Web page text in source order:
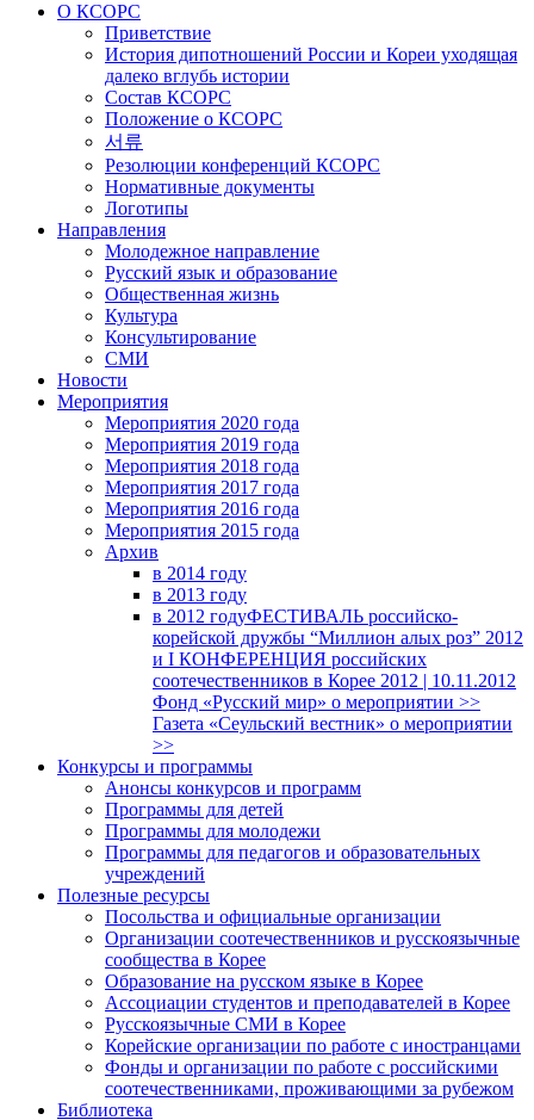
О КСОРС
Приветствие
История дипотношений России и Кореи уходящая
далеко вглубь истории
Состав КСОРС
Положение о КСОРС
서류
Резолюции конференций КСОРС
Нормативные документы
Логотипы
Направления
Молодежное направление
Русский язык и образование
Общественная жизнь
Культура
Консультирование
СМИ
Новости
Мероприятия
Мероприятия 2020 года
Мероприятия 2019 года
Мероприятия 2018 годa
Мероприятия 2017 года
Мероприятия 2016 года
Мероприятия 2015 года
Архив
в 2014 году
в 2013 году
в 2012 годуФЕСТИВАЛЬ российско-
корейской дружбы “Миллион алых роз” 2012
и I КОНФЕРЕНЦИЯ российских
соотечественников в Корее 2012 | 10.11.2012
Фонд «Русский мир» о мероприятии >>
Газета «Сеульский вестник» о мероприятии
>>
Конкурсы и программы
Анонсы конкурсов и программ
Программы для детей
Программы для молодежи
Программы для педагогов и образовательных
учреждений
Полезные ресурсы
Посольства и официальные организации
Организации соотечественников и русскоязычные
сообщества в Корее
Образование на русском языке в Корее
Ассоциации студентов и преподавателей в Корее
Русскоязычные СМИ в Корее
Корейские организации по работе с иностранцами
Фонды и организации по работе с российскими
соотечественниками, проживающими за рубежом
Библиотека